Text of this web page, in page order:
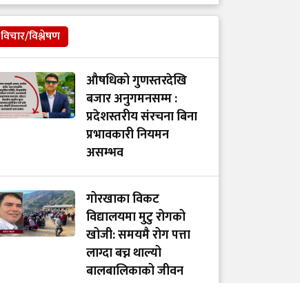
‘टिम मंगल' चुनावी समूह मात्र थिएन,
मेडिकल मुभमेन्ट हो : डा. मंगल रावल
'हरेक टाउको दुखाइ ब्रेन ट्युमर होइन,
यी लक्षणहरू देखिए हुनसक्छ जोखिम'
डा. अमात्यलाई प्रश्न– धेरै हेडफोन वा
इयरफोनको प्रयोगले कानमा असर
गर्छ ?
विचार/विश्लेषण
औषधिको गुणस्तरदेखि
बजार अनुगमनसम्म :
प्रदेशस्तरीय संरचना बिना
प्रभावकारी नियमन
असम्भव
गोरखाका विकट
विद्यालयमा मुटु रोगको
खोजी: समयमै रोग पत्ता
लाग्दा बच्न थाल्यो
बालबालिकाको जीवन